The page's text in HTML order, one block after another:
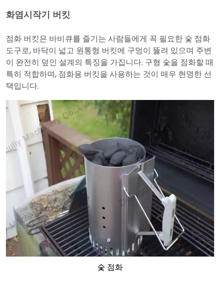
화염시작기 버킷
점화 버킷은 바비큐를 즐기는 사람들에게 꼭 필요한 숯 점화
도구로, 바닥이 넓고 원통형 버킷에 구멍이 뚫려 있으며 주변
이 완전히 덮인 설계의 특징을 가집니다. 구형 숯을 점화할 때
특히 적합하며, 점화용 버킷을 사용하는 것이 매우 현명한 선
택입니다.
숯 점화